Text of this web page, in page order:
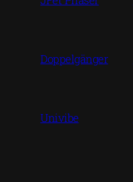
Doppelgänger
Univibe